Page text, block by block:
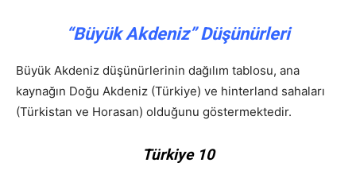
“Büyük Akdeniz” Düşünürleri
Büyük Akdeniz düşünürlerinin dağılım tablosu, ana
kaynağın Doğu Akdeniz (Türkiye) ve hinterland sahaları
(Türkistan ve Horasan) olduğunu göstermektedir.
Türkiye 10